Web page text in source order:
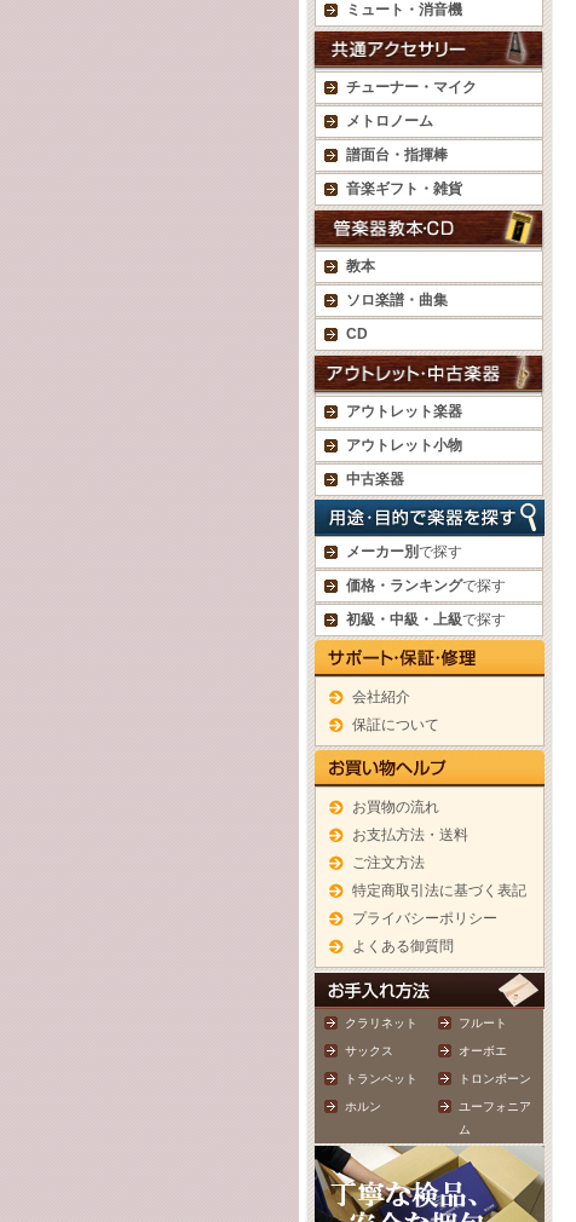
ミュート・消音機
チューナー・マイク
メトロノーム
譜面台・指揮棒
音楽ギフト・雑貨
教本
ソロ楽譜・曲集
CD
アウトレット楽器
アウトレット小物
中古楽器
メーカー別で探す
価格・ランキングで探す
初級・中級・上級で探す
会社紹介
保証について
お買物の流れ
お支払方法・送料
ご注文方法
特定商取引法に基づく表記
プライバシーポリシー
よくある御質問
クラリネット フルート
サックス オーボエ
トランペット トロンボーン
ホルン
ユーフォニア
ム